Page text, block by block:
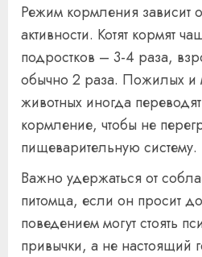
Режим кормления зависит
активности. Котят кормят
подростков – 3-4 раза,
обычно 2 раза. Пожилых и
животных иногда
кормление, чтобы не
пищеварительную систему.
Важно удержаться от
питомца, если он просит
поведением могут стоять
привычки, а не настоящий